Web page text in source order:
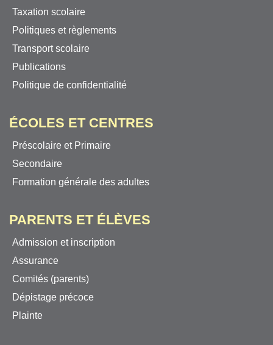
Taxation scolaire
Politiques et règlements
Transport scolaire
Publications
Politique de confidentialité
ÉCOLES ET CENTRES
Préscolaire et Primaire
Secondaire
Formation générale des adultes
PARENTS ET ÉLÈVES
Admission et inscription
Assurance
Comités (parents)
Dépistage précoce
Plainte